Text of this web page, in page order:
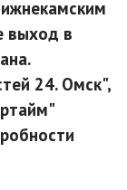
выход в
24. Омск",